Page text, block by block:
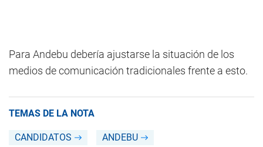
Para Andebu debería ajustarse la situación de los
medios de comunicación tradicionales frente a esto.
TEMAS DE LA NOTA
CANDIDATOS ANDEBU